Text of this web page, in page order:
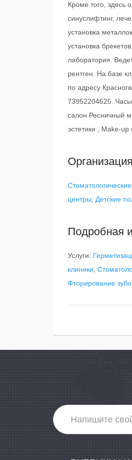
Кроме того, здесь
синуслифтинг,
установка
установка
лаборатория.
рентген. На базе
по адресу
73952204625.
салон Ресничный
эстетики , Make-
центры
Детские
Подробная
Услуги:
клиники
Фторирование